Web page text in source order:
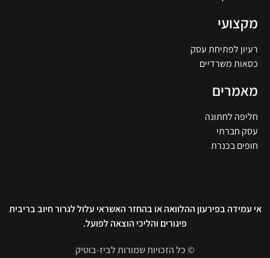
מקצועי
רעיון לפתיחת עסק
כסאות משרדיים
מאמרים
חליפה לחתונה
עסק חברתי
חופים בכנרת
© כל הזכויות שמורות לביז-בוטיק
אי עמידה בפירעון ההלוואה או בהחזר האשראי עלול לגרור חיוב בריבית
פיגורים והליכי הוצאה לפועל.